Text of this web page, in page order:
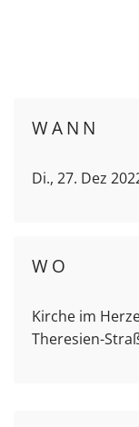
WANN
Di., 27. Dez
WO
Kirche im
Theresien-